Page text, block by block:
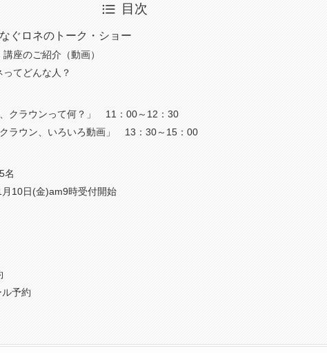
目次
ぐロネのトーク・ショー
座のご紹介（動画）
てどんな人？
クラウンって何？」 11：00～12：30
ラウン、いろいろ動画」 13：30～15：00
10日(金)am9時受付開始
予約